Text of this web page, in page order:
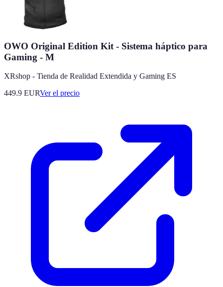
OWO Original Edition Kit - Sistema háptico para
Gaming - M
XRshop - Tienda de Realidad Extendida y Gaming ES
449.9 EURVer el precio